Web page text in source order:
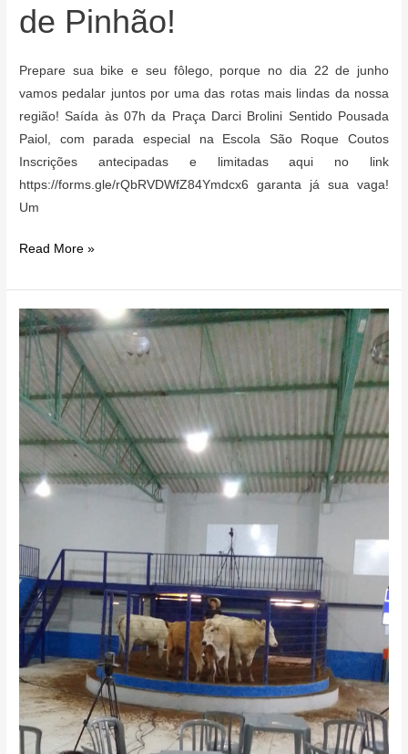
de Pinhão!
Prepare sua bike e seu fôlego, porque no dia 22 de junho
vamos pedalar juntos por uma das rotas mais lindas da nossa
região! Saída às 07h da Praça Darci Brolini Sentido Pousada
Paiol, com parada especial na Escola São Roque Coutos
Inscrições antecipadas e limitadas aqui no link
https://forms.gle/rQbRVDWfZ84Ymdcx6 garanta já sua vaga!
Um
Vem
o
2º
Cicloturismo
de
Pinhão!
Read More »